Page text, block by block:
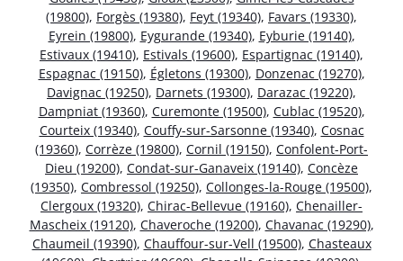
(19800), Forgès (19380), Feyt (19340), Favars (19330),
Eyrein (19800), Eygurande (19340), Eyburie (19140),
Estivaux (19410), Estivals (19600), Espartignac (19140),
Espagnac (19150), Égletons (19300), Donzenac (19270),
Davignac (19250), Darnets (19300), Darazac (19220),
Dampniat (19360), Curemonte (19500), Cublac (19520),
Courteix (19340), Couffy-sur-Sarsonne (19340), Cosnac
(19360), Corrèze (19800), Cornil (19150), Confolent-Port-
Dieu (19200), Condat-sur-Ganaveix (19140), Concèze
(19350), Combressol (19250), Collonges-la-Rouge (19500),
Clergoux (19320), Chirac-Bellevue (19160), Chenailler-
Mascheix (19120), Chaveroche (19200), Chavanac (19290),
Chaumeil (19390), Chauffour-sur-Vell (19500), Chasteaux